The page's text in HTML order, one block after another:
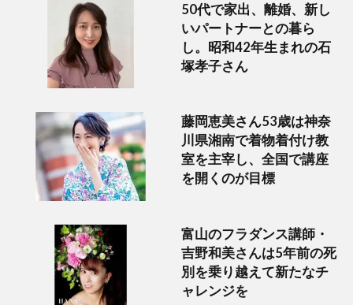
50代で家出、離婚、新し
いパートナーとの暮ら
し。昭和42年生まれの石
塚孝子さん
藤岡恵美さん53歳は神奈
川県湘南で着物着付け教
室を主宰し、全国で講座
を開くのが目標
富山のフラダンス講師・
吉野和美さんは5年前の死
別を乗り越えて新たなチ
ャレンジを